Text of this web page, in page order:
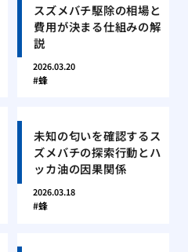
スズメバチ駆除の相場と
費用が決まる仕組みの解
説
2026.03.20
蜂
未知の匂いを確認するス
ズメバチの探索行動とハ
ッカ油の因果関係
2026.03.18
蜂